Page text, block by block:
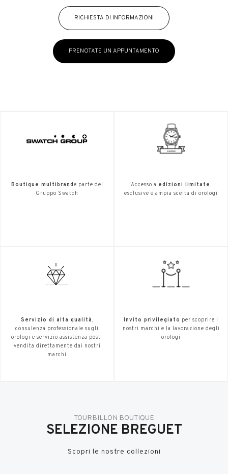
RICHIESTA DI INFORMAZIONI
PRENOTATE UN APPUNTAMENTO
Boutique multibrand e parte del
Gruppo Swatch
Accesso a edizioni limitate,
esclusive e ampia scelta di orologi
Servizio di alta qualità,
consulenza professionale sugli
orologi e servizio assistenza post-
vendita direttamente dai nostri
marchi
Invito privilegiato per scoprire i
nostri marchi e la lavorazione degli
orologi
TOURBILLON BOUTIQUE
SELEZIONE BREGUET
Scopri le nostre collezioni